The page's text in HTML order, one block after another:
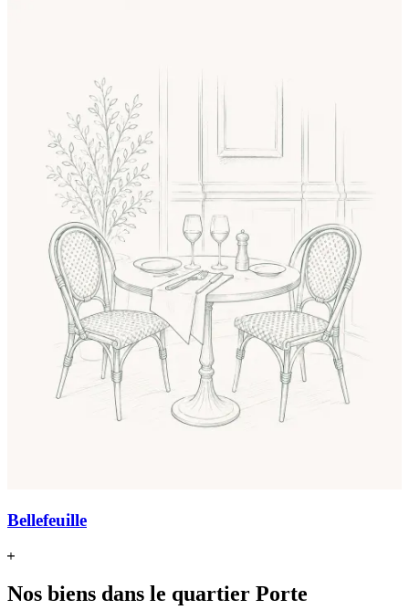
Bellefeuille
Nos biens dans le quartier Porte